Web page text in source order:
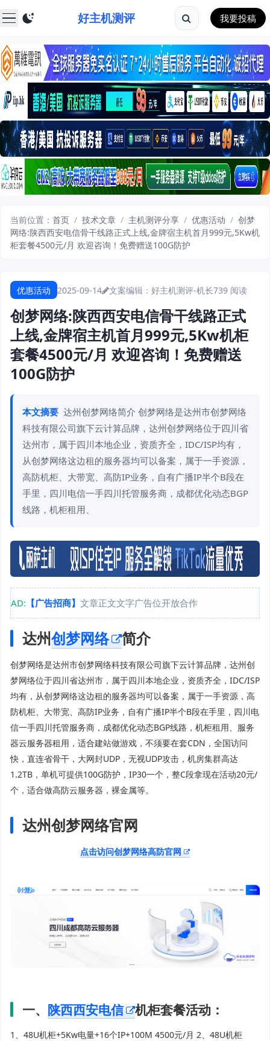
好主机测评 我要投稿
当前位置： 首页 / 技术文章 / 主机测评分享 / 优惠活动 / 创梦
网络:陕西西安电信骨干线路正式上线,金牌宿主机首月999元,5Kw机
柜套餐4500元/月 欢迎咨询！免费赠送100G防护
优惠活动 2025-09-14 文案编辑：好主机测评-机长739 阅读
创梦网络:陕西西安电信骨干线路正式
上线,金牌宿主机首月999元,5Kw机柜
套餐4500元/月 欢迎咨询！免费赠送
100G防护
本文摘要 达州创梦网络简介 创梦网络是达州市创梦网络
科技有限公司旗下云计算品牌，达州创梦网络位于四川省
达州市，属于四川本地企业，资质齐全，IDC/ISP均有，
从创梦网络这边租的服务器均可以备案，属于一手资源，
高防机柜、大带宽、高防IP业务，自有广播IP半个B段在
手里，四川电信一手四川托管服务商，成都优化动态BGP
线路，机柜租用、
AD: 【广告招商】 文章正文文字广告位开放合作
达州创梦网络 简介
创梦网络是达州市创梦网络科技有限公司旗下云计算品牌，达州创
梦网络位于四川省达州市，属于四川本地企业，资质齐全，IDC/ISP
均有，从创梦网络这边租的服务器均可以备案，属于一手资源，高
防机柜、大带宽、高防IP业务，自有广播IP半个B段在手里，四川电
信一手四川托管服务商，成都优化动态BGP线路，机柜租用、服务
器云服务器租用，适合建站做游戏，不须要在套CDN，全国访问
快，直连省骨干，大网封UDP，无视UDP攻击，机房集群高达
1.2TB，单机可提供100G防护，IP30一个，整C段拿现在活动20元/
个，适合做高防云服务器，裸金属等。
达州创梦网络官网
点击访问创梦网络高防官网
一、 陕西西安电信 机柜套餐活动：
1、48U机柜+5Kw电量+16个IP+100M 4500元/月 2、48U机柜